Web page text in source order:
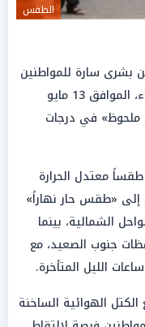
الطقس
بشرى سارة للمواطنين
بشأن حالة الطقس المتوقعة غداً الأربعاء، الموافق 13 مايو
ملحوظ» في درجات
معتدل الحرارة
إلى «طقس حار نهاراً»
الشمالية، بينما
جنوب الصعيد، مع
الليل المتأخرة.
الهوائية الساخنة